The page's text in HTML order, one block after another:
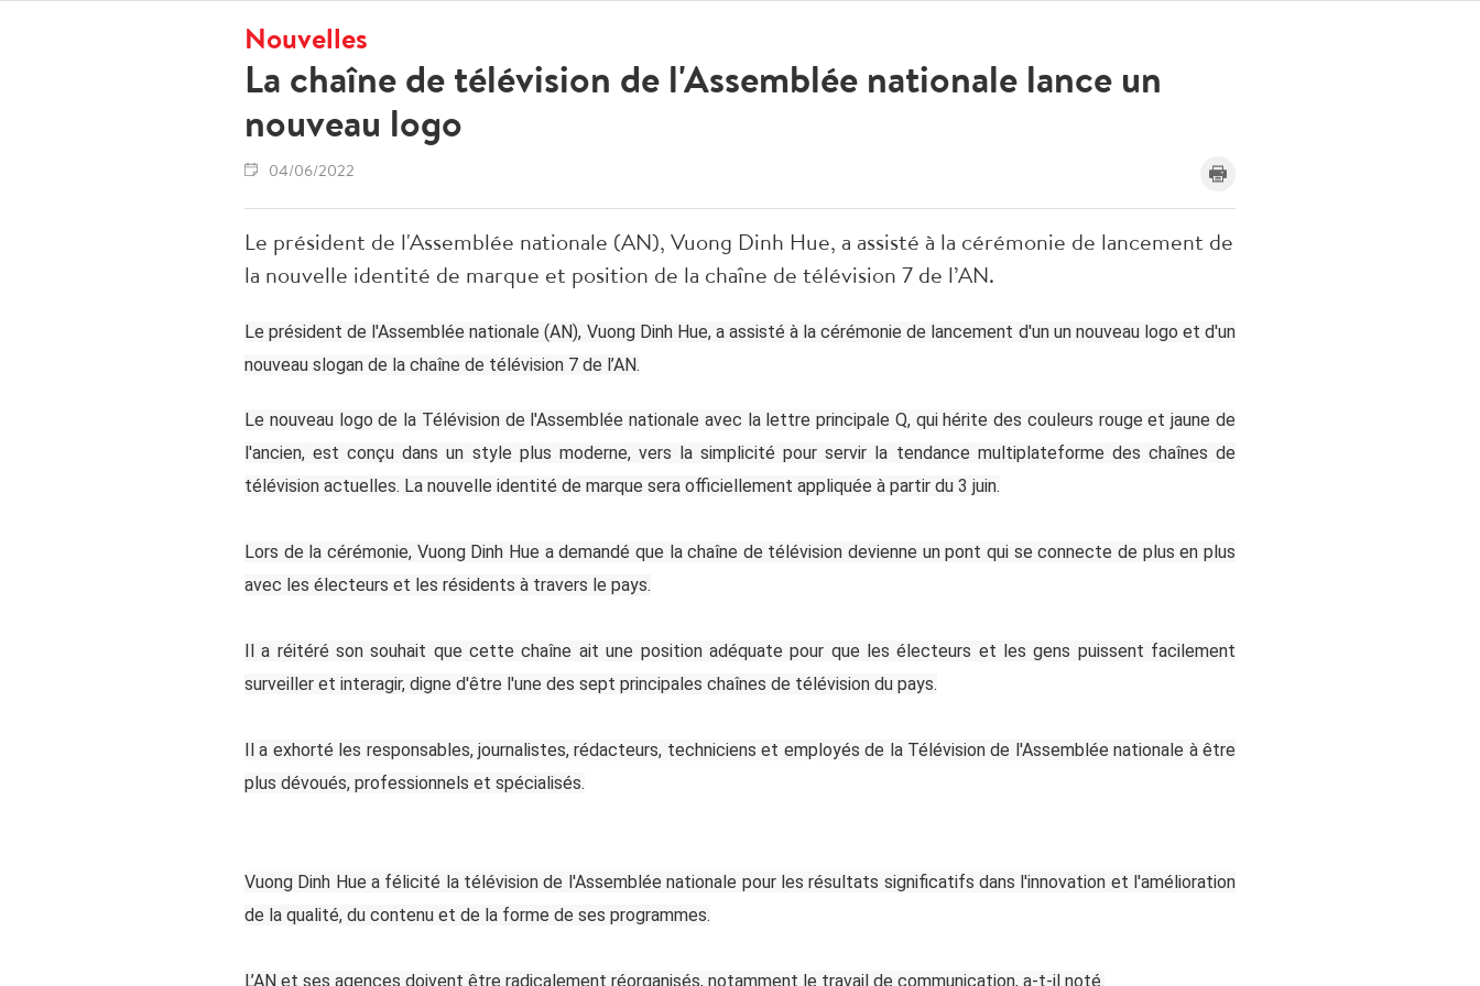
Nouvelles
La chaîne de télévision de l'Assemblée nationale lance un
nouveau logo
04/06/2022
Le président de l'Assemblée nationale (AN), Vuong Dinh Hue, a assisté à la cérémonie de lancement de
la nouvelle identité de marque et position de la chaîne de télévision 7 de l’AN.
Le président de l'Assemblée nationale (AN), Vuong Dinh Hue, a assisté à la cérémonie de lancement d'un un nouveau logo et d'un
nouveau slogan de la chaîne de télévision 7 de l’AN.
Le nouveau logo de la Télévision de l'Assemblée nationale avec la lettre principale Q, qui hérite des couleurs rouge et jaune de
l'ancien, est conçu dans un style plus moderne, vers la simplicité pour servir la tendance multiplateforme des chaînes de
télévision actuelles. La nouvelle identité de marque sera officiellement appliquée à partir du 3 juin.
Lors de la cérémonie, Vuong Dinh Hue a demandé que la chaîne de télévision devienne un pont qui se connecte de plus en plus
avec les électeurs et les résidents à travers le pays.
Il a réitéré son souhait que cette chaîne ait une position adéquate pour que les électeurs et les gens puissent facilement
surveiller et interagir, digne d'être l'une des sept principales chaînes de télévision du pays.
Il a exhorté les responsables, journalistes, rédacteurs, techniciens et employés de la Télévision de l'Assemblée nationale à être
plus dévoués, professionnels et spécialisés.
Vuong Dinh Hue a félicité la télévision de l'Assemblée nationale pour les résultats significatifs dans l'innovation et l'amélioration
de la qualité, du contenu et de la forme de ses programmes.
L’AN et ses agences doivent être radicalement réorganisés, notamment le travail de communication, a-t-il noté.